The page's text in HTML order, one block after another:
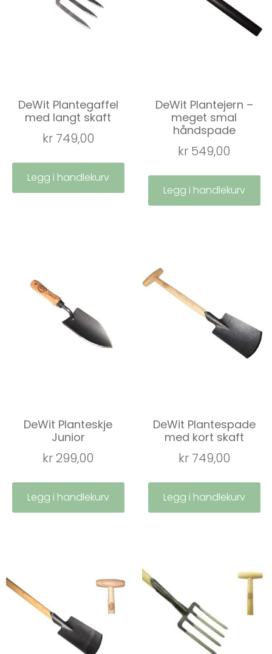
DeWit Plantegaffel
med langt skaft
kr749,00
Legg i handlekurv
DeWit Plantejern –
meget smal
håndspade
kr 549,00
Legg i handlekurv
DeWit Planteskje
Junior
kr299,00
Legg i handlekurv
DeWit Plantespade
med kort skaft
kr749,00
Legg i handlekurv